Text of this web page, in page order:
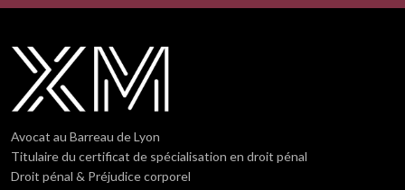
Avocat au Barreau de Lyon
Titulaire du certificat de spécialisation en droit pénal
Droit pénal & Préjudice corporel